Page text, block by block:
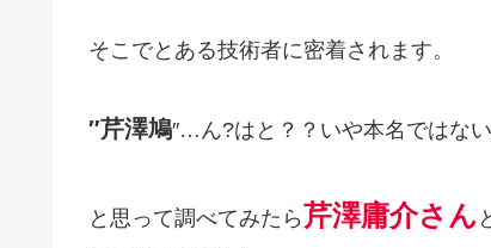
そこでとある技術者に密着されます。
″芹澤鳩″…ん?はと？？いや本名ではな
と思って調べてみたら芹澤庸介さん